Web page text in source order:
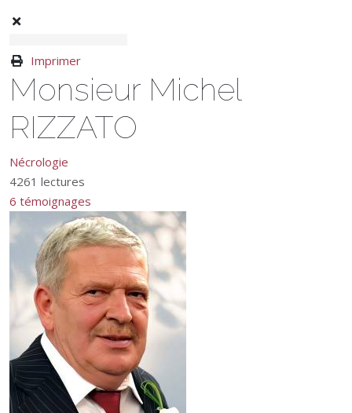
Imprimer
Monsieur Michel
RIZZATO
Nécrologie
4261 lectures
6 témoignages